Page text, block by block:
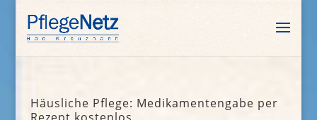
Häusliche Pflege: Medikamentengabe per